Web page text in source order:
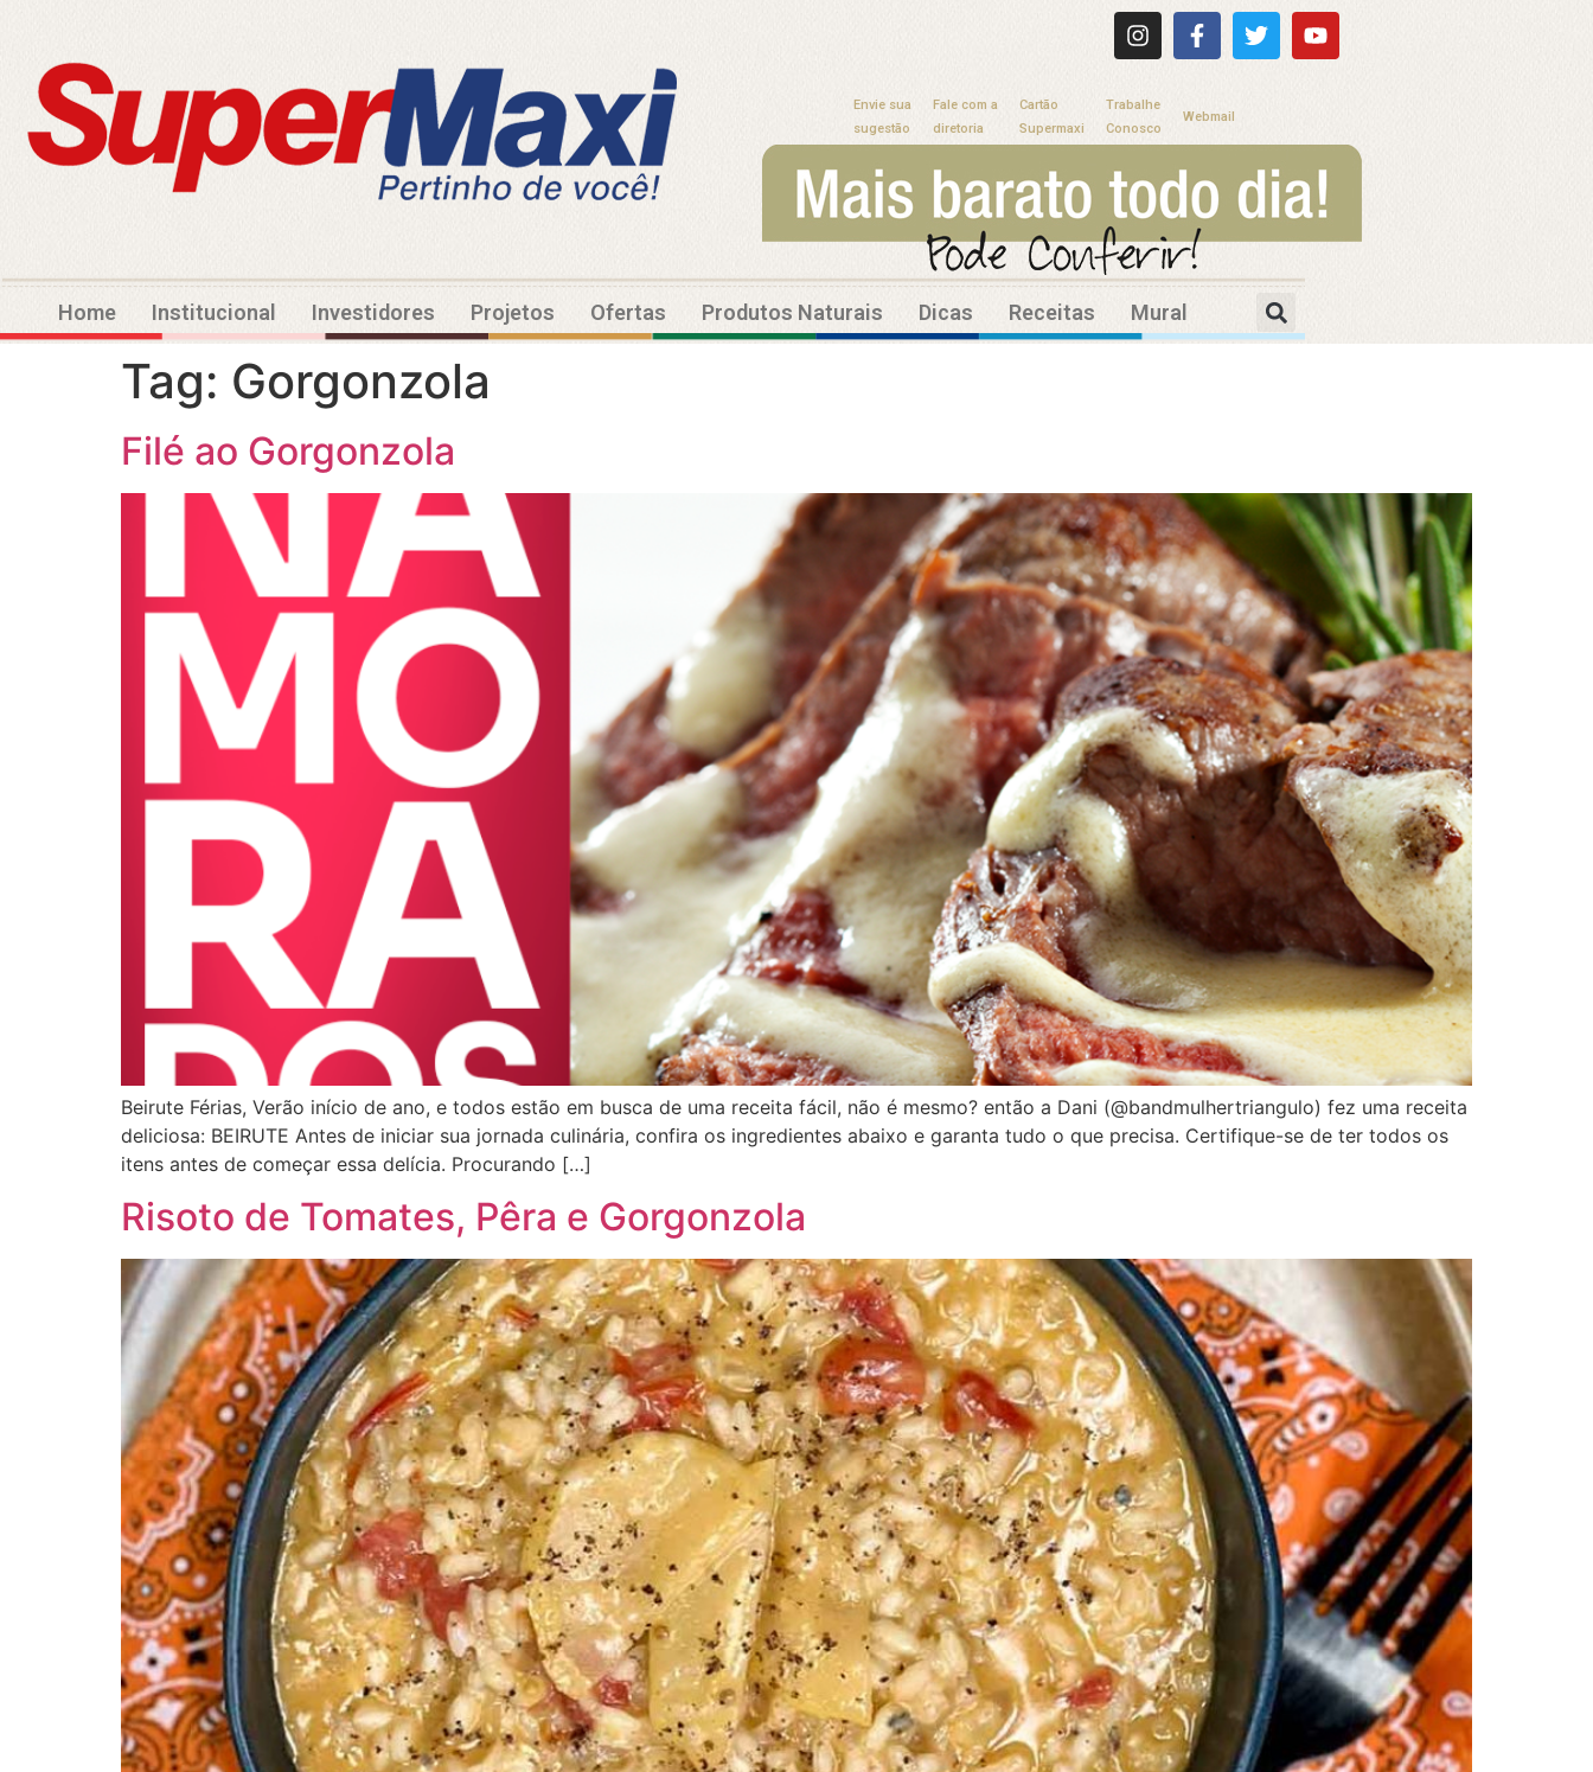
Envie sua
sugestão
Fale com a
diretoria
Cartão
Supermaxi
Trabalhe
Conosco
Webmail
Home Institucional Investidores Projetos Ofertas Produtos Naturais Dicas Receitas Mural
Tag: Gorgonzola
Filé ao Gorgonzola
Beirute Férias, Verão início de ano, e todos estão em busca de uma receita fácil, não é mesmo? então a Dani (@bandmulhertriangulo) fez uma receita
deliciosa: BEIRUTE Antes de iniciar sua jornada culinária, confira os ingredientes abaixo e garanta tudo o que precisa. Certifique-se de ter todos os
itens antes de começar essa delícia. Procurando […]
Risoto de Tomates, Pêra e Gorgonzola